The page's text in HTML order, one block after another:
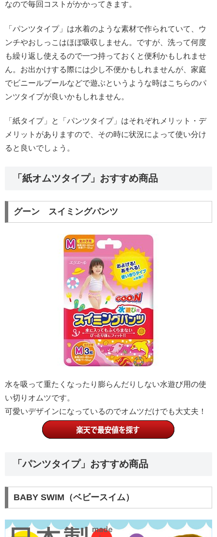
なので毎回コストがかかってきます。
「パンツタイプ」は水着のような素材で作られていて、ウ
ンチやおしっこはほぼ吸収しません。ですが、洗って何度
も繰り返し使えるので一つ持っておくと便利かもしれませ
ん。お出かけする際には少し不便かもしれませんが、家庭
でビニールプールなどで遊ぶというような時はこちらのパ
ンツタイプが良いかもしれません。
「紙タイプ」と「パンツタイプ」はそれぞれメリット・デ
メリットがありますので、その時に状況によって使い分け
ると良いでしょう。
「紙オムツタイプ」おすすめ商品
グーン スイミングパンツ
水を吸って重たくなったり膨らんだりしない水遊び用の使
い切りオムツです。
可愛いデザインになっているのでオムツだけでも大丈夫！
「パンツタイプ」おすすめ商品
BABY SWIM（ベビースイム）